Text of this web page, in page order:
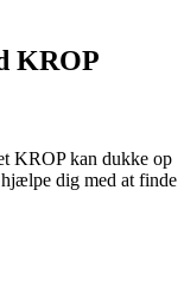
KROP
KROP kan dukke op
dig med at finde